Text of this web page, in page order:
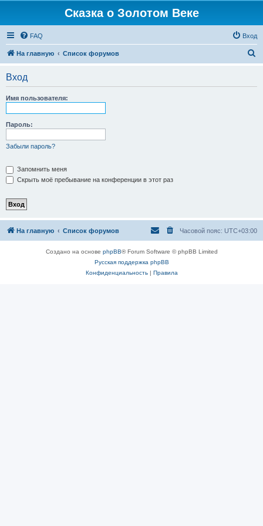
Сказка о Золотом Веке
FAQ Вход
На главную Список форумов
Вход
Имя пользователя:
Пароль:
Забыли пароль?
Запомнить меня
Скрыть моё пребывание на конференции в этот раз
На главную Список форумов Часовой пояс: UTC+03:00
Создано на основе phpBB® Forum Software © phpBB Limited
Русская поддержка phpBB
Конфиденциальность| Правила